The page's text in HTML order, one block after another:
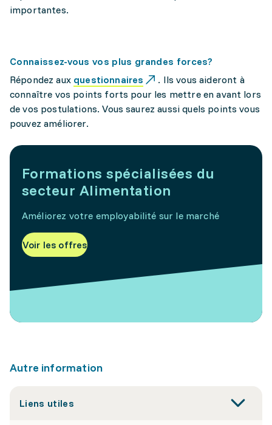
importantes.
Connaissez-vous vos plus grandes forces?
Répondez aux questionnaires
. Ils vous aideront à
connaître vos points forts pour les mettre en avant lors
de vos postulations. Vous saurez aussi quels points vous
pouvez améliorer.
Formations spécialisées du
secteur Alimentation
Améliorez votre employabilité sur le marché
Voir les offres
Autre information
Liens utiles